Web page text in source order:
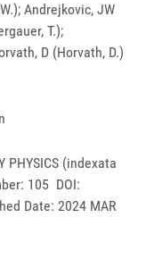
Andrejkovic, JW
T.);
D (Horvath, D.)
PHYSICS (indexata
105 DOI:
Date: 2024 MAR